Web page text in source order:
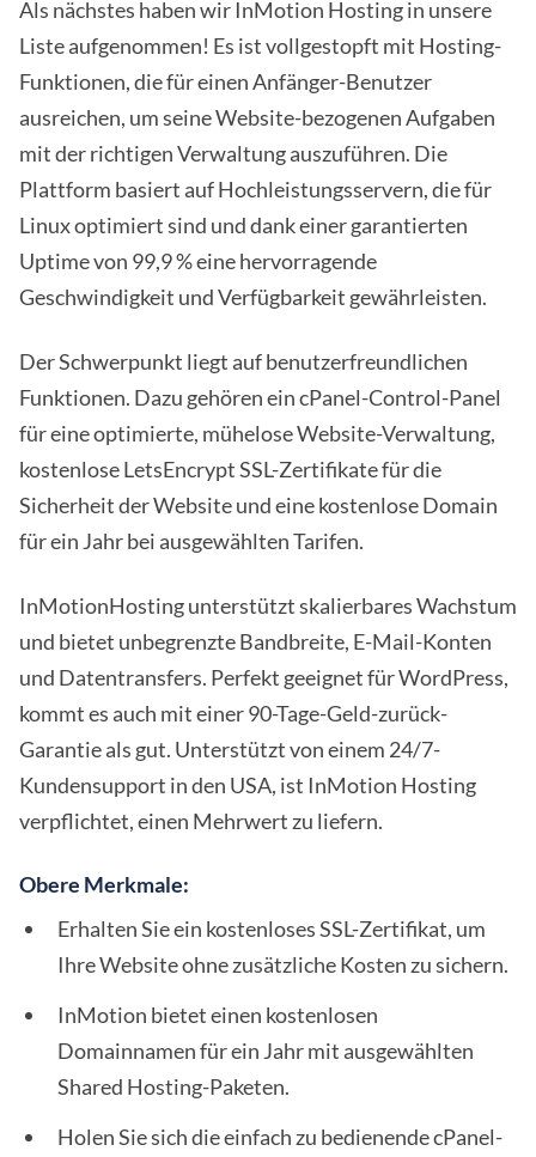
Als nächstes haben wir InMotion Hosting in unsere
Liste aufgenommen! Es ist vollgestopft mit Hosting-
Funktionen, die für einen Anfänger-Benutzer
ausreichen, um seine Website-bezogenen Aufgaben
mit der richtigen Verwaltung auszuführen. Die
Plattform basiert auf Hochleistungsservern, die für
Linux optimiert sind und dank einer garantierten
Uptime von 99,9 % eine hervorragende
Geschwindigkeit und Verfügbarkeit gewährleisten.
Der Schwerpunkt liegt auf benutzerfreundlichen
Funktionen. Dazu gehören ein cPanel-Control-Panel
für eine optimierte, mühelose Website-Verwaltung,
kostenlose LetsEncrypt SSL-Zertifikate für die
Sicherheit der Website und eine kostenlose Domain
für ein Jahr bei ausgewählten Tarifen.
InMotionHosting unterstützt skalierbares Wachstum
und bietet unbegrenzte Bandbreite, E-Mail-Konten
und Datentransfers. Perfekt geeignet für WordPress,
kommt es auch mit einer 90-Tage-Geld-zurück-
Garantie als gut. Unterstützt von einem 24/7-
Kundensupport in den USA, ist InMotion Hosting
verpflichtet, einen Mehrwert zu liefern.
Obere Merkmale:
Erhalten Sie ein kostenloses SSL-Zertifikat, um
Ihre Website ohne zusätzliche Kosten zu sichern.
InMotion bietet einen kostenlosen
Domainnamen für ein Jahr mit ausgewählten
Shared Hosting-Paketen.
Holen Sie sich die einfach zu bedienende cPanel-